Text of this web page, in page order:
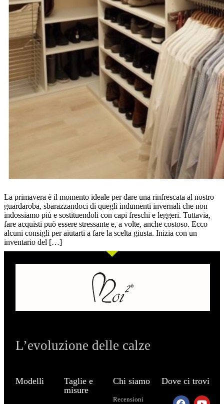
La primavera è il momento ideale per dare una rinfrescata al nostro
guardaroba, sbarazzandoci di quegli indumenti invernali che non
indossiamo più e sostituendoli con capi freschi e leggeri. Tuttavia,
fare acquisti può essere stressante e, a volte, anche costoso. Ecco
alcuni consigli per aiutarti a fare la scelta giusta. Inizia con un
inventario del […]
L’evoluzione delle calze
Modelli
Taglie e
misure
Chi siamo
Recensioni
Dove ci trovi